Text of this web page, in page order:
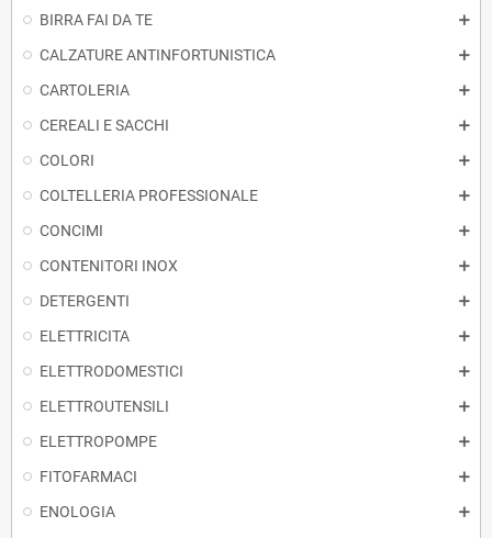
BIRRA FAI DA TE
CALZATURE ANTINFORTUNISTICA
CARTOLERIA
CEREALI E SACCHI
COLORI
COLTELLERIA PROFESSIONALE
CONCIMI
CONTENITORI INOX
DETERGENTI
ELETTRICITA
ELETTRODOMESTICI
ELETTROUTENSILI
ELETTROPOMPE
FITOFARMACI
ENOLOGIA